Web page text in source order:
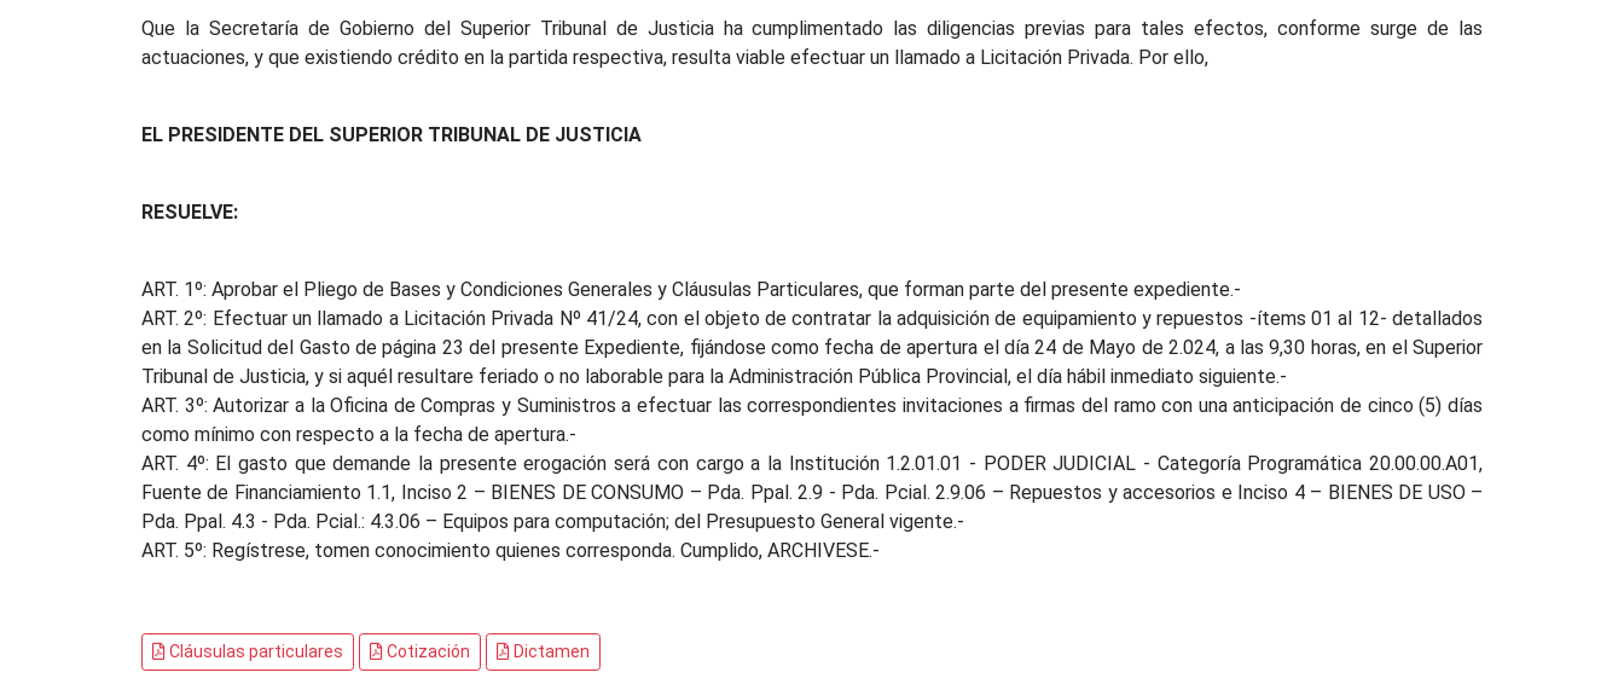
Que la Secretaría de Gobierno del Superior Tribunal de Justicia ha cumplimentado las diligencias previas para tales efectos, conforme surge de las
actuaciones, y que existiendo crédito en la partida respectiva, resulta viable efectuar un llamado a Licitación Privada. Por ello,
EL PRESIDENTE DEL SUPERIOR TRIBUNAL DE JUSTICIA
RESUELVE:
ART. 1º: Aprobar el Pliego de Bases y Condiciones Generales y Cláusulas Particulares, que forman parte del presente expediente.-
ART. 2º: Efectuar un llamado a Licitación Privada Nº 41/24, con el objeto de contratar la adquisición de equipamiento y repuestos -ítems 01 al 12- detallados
en la Solicitud del Gasto de página 23 del presente Expediente, fijándose como fecha de apertura el día 24 de Mayo de 2.024, a las 9,30 horas, en el Superior
Tribunal de Justicia, y si aquél resultare feriado o no laborable para la Administración Pública Provincial, el día hábil inmediato siguiente.-
ART. 3º: Autorizar a la Oficina de Compras y Suministros a efectuar las correspondientes invitaciones a firmas del ramo con una anticipación de cinco (5) días
como mínimo con respecto a la fecha de apertura.-
ART. 4º: El gasto que demande la presente erogación será con cargo a la Institución 1.2.01.01 - PODER JUDICIAL - Categoría Programática 20.00.00.A01,
Fuente de Financiamiento 1.1, Inciso 2 – BIENES DE CONSUMO – Pda. Ppal. 2.9 - Pda. Pcial. 2.9.06 – Repuestos y accesorios e Inciso 4 – BIENES DE USO –
Pda. Ppal. 4.3 - Pda. Pcial.: 4.3.06 – Equipos para computación; del Presupuesto General vigente.-
ART. 5º: Regístrese, tomen conocimiento quienes corresponda. Cumplido, ARCHIVESE.-
Cláusulas particulares Cotización Dictamen